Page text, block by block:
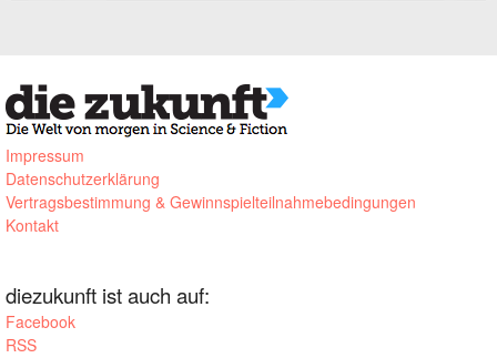
Impressum
Datenschutzerklärung
Vertragsbestimmung & Gewinnspielteilnahmebedingungen
Kontakt
diezukunft ist auch auf:
Facebook
RSS